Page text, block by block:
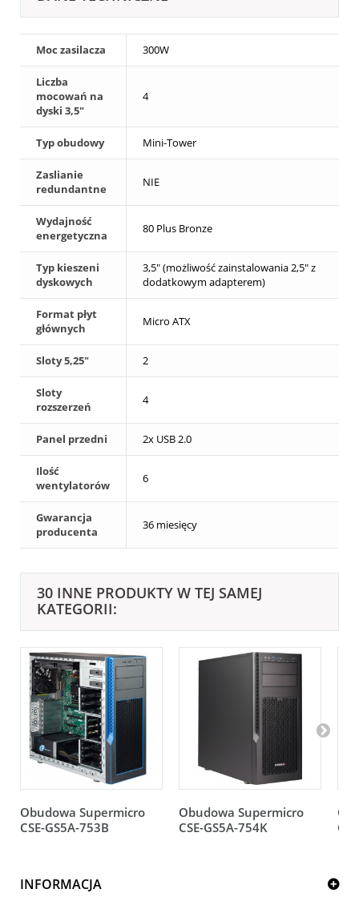
Moc zasilacza 300W
Liczba
mocowań na
dyski 3,5"
4
Typ obudowy Mini-Tower
Zaslianie
redundantne
NIE
Wydajność
energetyczna
80 Plus Bronze
Typ kieszeni
dyskowych
3,5" (możliwość zainstalowania 2,5" z
dodatkowym adapterem)
Format płyt
głównych
Micro ATX
Sloty 5,25" 2
Sloty
rozszerzeń
4
Panel przedni 2x USB 2.0
Ilość
wentylatorów
6
Gwarancja
producenta
36 miesięcy
30 INNE PRODUKTY W TEJ SAMEJ
KATEGORII:
Obudowa Supermicro
CSE-GS5A-753B
Obudowa Supermicro
CSE-GS5A-754K
INFORMACJA